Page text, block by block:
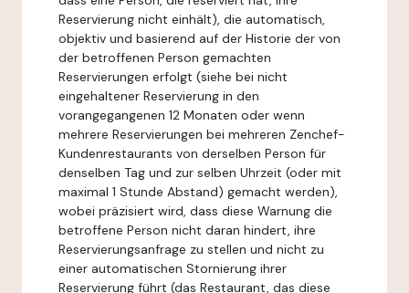
Reservierung nicht einhält), die automatisch,
objektiv und basierend auf der Historie der von
der betroffenen Person gemachten
Reservierungen erfolgt (siehe bei nicht
eingehaltener Reservierung in den
vorangegangenen 12 Monaten oder wenn
mehrere Reservierungen bei mehreren Zenchef-
Kundenrestaurants von derselben Person für
denselben Tag und zur selben Uhrzeit (oder mit
maximal 1 Stunde Abstand) gemacht werden),
wobei präzisiert wird, dass diese Warnung die
betroffene Person nicht daran hindert, ihre
Reservierungsanfrage zu stellen und nicht zu
einer automatischen Stornierung ihrer
Reservierung führt (das Restaurant, das diese